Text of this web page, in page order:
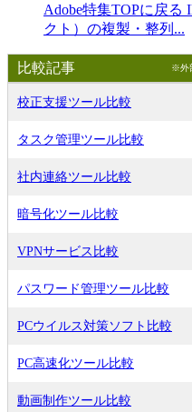
Adobe特集TOPに戻る
クト）の複製・整列...
比較記事 ※外
校正支援ツール比較
タスク管理ツール比較
社内連絡ツール比較
暗号化ツール比較
VPNサービス比較
パスワード管理ツール比較
PCウイルス対策ソフト比較
PC高速化ツール比較
動画制作ツール比較